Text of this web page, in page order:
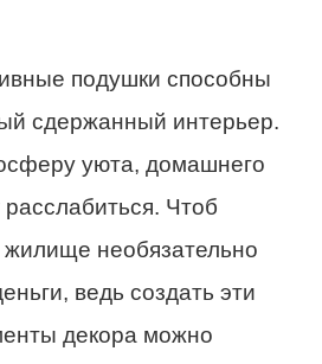
подушки способны
сдержанный интерьер.
уюта, домашнего
Чтоб
жилище необязательно
ведь создать эти
декора можно